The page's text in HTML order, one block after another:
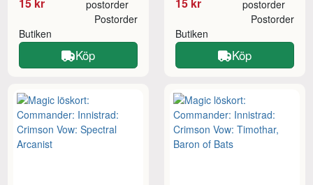
15 kr
postorder
Butiken
Postorder
Köp
15 kr
postorder
Butiken
Postorder
Köp